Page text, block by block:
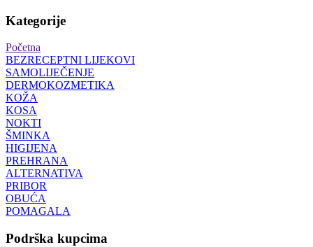
Kategorije
Početna
BEZRECEPTNI LIJEKOVI
SAMOLIJEČENJE
DERMOKOZMETIKA
KOŽA
KOSA
NOKTI
ŠMINKA
HIGIJENA
PREHRANA
ALTERNATIVA
PRIBOR
OBUĆA
POMAGALA
Podrška kupcima